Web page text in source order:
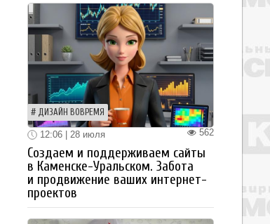
ДИЗАЙН ВОВРЕМЯ
562
12:06 | 28 июля
Создаем и поддерживаем сайты
в Каменске-Уральском. Забота
и продвижение ваших интернет-
проектов